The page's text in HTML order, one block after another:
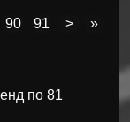
90 91 > »
по 81